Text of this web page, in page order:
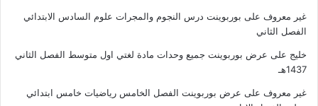
غير معروف على بوربوينت درس النجوم والمجرات علوم السادس الابتدائي
الفصل الثاني
خليج على عرض بوربوينت جميع وحدات مادة لغتي اول متوسط الفصل الثاني
1437هـ
غير معروف على عرض بوربوينت الفصل الخامس رياضيات خامس ابتدائي